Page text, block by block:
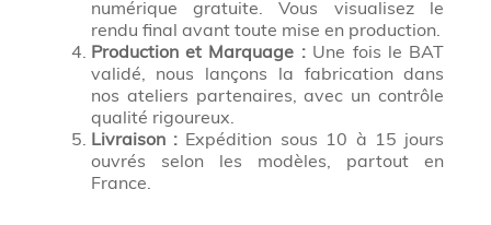
numérique gratuite. Vous visualisez le
rendu final avant toute mise en production.
Production et Marquage :Une fois le BAT
validé, nous lançons la fabrication dans
nos ateliers partenaires, avec un contrôle
qualité rigoureux.
Livraison :Expédition sous 10 à 15 jours
ouvrés selon les modèles, partout en
France.